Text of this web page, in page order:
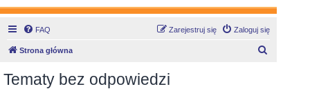
FAQ Zaloguj się
Zarejestruj się
Strona główna
Tematy bez odpowiedzi